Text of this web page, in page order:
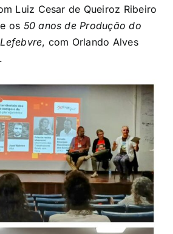
Luiz Cesar de Queiroz Ribeiro
os 50 anos de Produção do
, com Orlando Alves